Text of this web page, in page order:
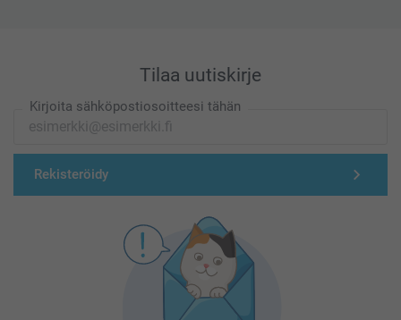
Tilaa uutiskirje
Kirjoita sähköpostiosoitteesi tähän
Rekisteröidy